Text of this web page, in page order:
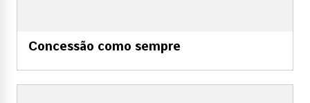
Concessão como sempre